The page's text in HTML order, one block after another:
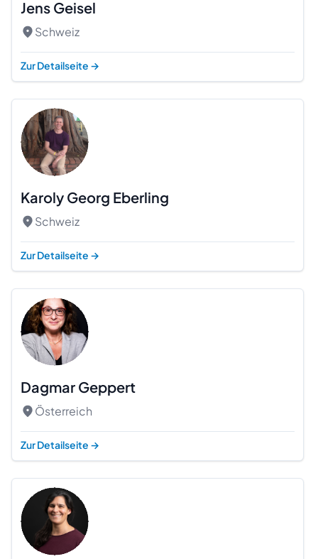
Jens Geisel
Schweiz
Zur Detailseite →
Karoly Georg Eberling
Schweiz
Zur Detailseite →
Dagmar Geppert
Österreich
Zur Detailseite →